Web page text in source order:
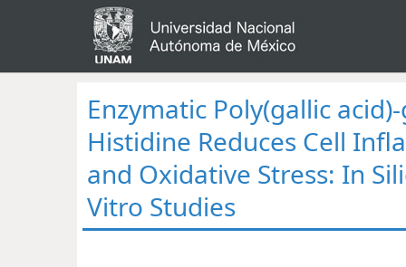
Enzymatic Poly(gallic
Histidine Reduces Cell
and Oxidative Stress: In
Vitro Studies